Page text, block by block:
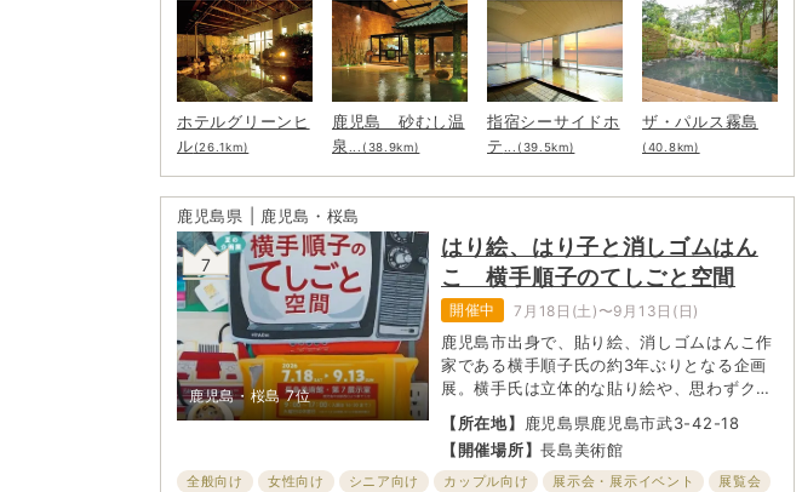
ホテルグリーンヒ
ル(26.1km)
鹿児島 砂むし温
泉...(38.9km)
指宿シーサイドホ
テ...(39.5km)
ザ・パルス霧島
(40.8km)
鹿児島県 | 鹿児島・桜島
7
鹿児島・桜島 7位
はり絵、はり子と消しゴムはん
こ 横手順子のてしごと空間
開催中 7月18日(土)〜9月13日(日)
鹿児島市出身で、貼り絵、消しゴムはんこ作
家である横手順子氏の約3年ぶりとなる企画
展。横手氏は立体的な貼り絵や、思わずクス
ッと笑ってしまう消しゴムはんこなど、ユニ
ークで繊細な作品を数多く制作。今回は新た
に、張り子の立体作品も展示。昭和をオマー
ジュしたレトロな作品や、北欧をイメージし
【所在地】
鹿児島県鹿児島市武3-42-18
【開催場所】長島美術館
全般向け 女性向け シニア向け カップル向け 展示会・展示イベント
展覧会